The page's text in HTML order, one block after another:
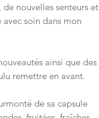
nouvelles senteurs et
soin dans mon
ainsi que des
remettre en avant.
de sa capsule